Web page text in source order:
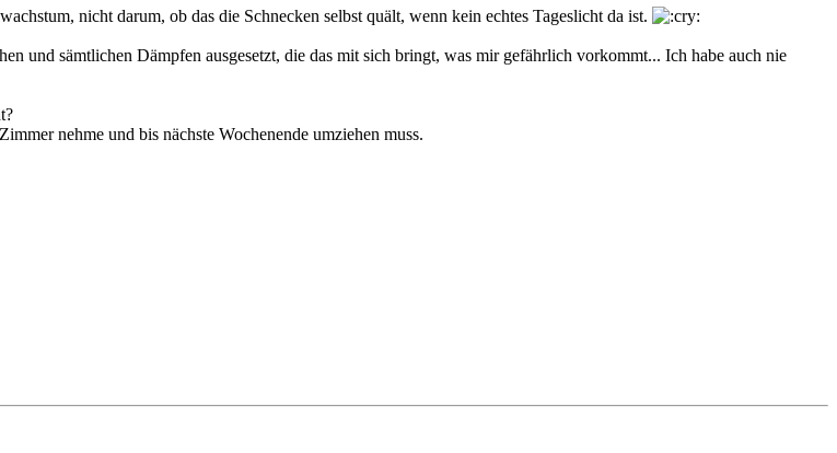
nicht darum, ob das die Schnecken selbst quält, wenn kein echtes Tageslicht da ist.
und sämtlichen Dämpfen ausgesetzt, die das mit sich bringt, was mir gefährlich vorkommt... Ich habe auch nie
nehme und bis nächste Wochenende umziehen muss.